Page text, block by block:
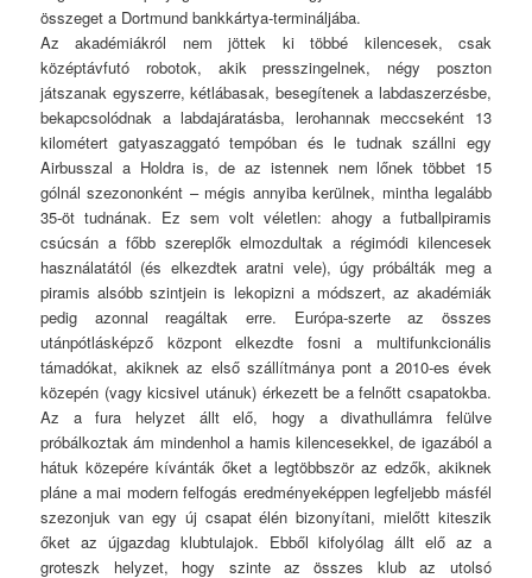
összeget a Dortmund bankkártya-termináljába.
Az akadémiákról nem jöttek ki többé kilencesek, csak
középtávfutó robotok, akik presszingelnek, négy poszton
játszanak egyszerre, kétlábasak, besegítenek a labdaszerzésbe,
bekapcsolódnak a labdajáratásba, lerohannak meccseként 13
kilométert gatyaszaggató tempóban és le tudnak szállni egy
Airbusszal a Holdra is, de az istennek nem lőnek többet 15
gólnál szezononként – mégis annyiba kerülnek, mintha legalább
35-öt tudnának. Ez sem volt véletlen: ahogy a futballpiramis
csúcsán a főbb szereplők elmozdultak a régimódi kilencesek
használatától (és elkezdtek aratni vele), úgy próbálták meg a
piramis alsóbb szintjein is lekopizni a módszert, az akadémiák
pedig azonnal reagáltak erre. Európa-szerte az összes
utánpótlásképző központ elkezdte fosni a multifunkcionális
támadókat, akiknek az első szállítmánya pont a 2010-es évek
közepén (vagy kicsivel utánuk) érkezett be a felnőtt csapatokba.
Az a fura helyzet állt elő, hogy a divathullámra felülve
próbálkoztak ám mindenhol a hamis kilencesekkel, de igazából a
hátuk közepére kívánták őket a legtöbbször az edzők, akiknek
pláne a mai modern felfogás eredményeképpen legfeljebb másfél
szezonjuk van egy új csapat élén bizonyítani, mielőtt kiteszik
őket az újgazdag klubtulajok. Ebből kifolyólag állt elő az a
groteszk helyzet, hogy szinte az összes klub az utolsó